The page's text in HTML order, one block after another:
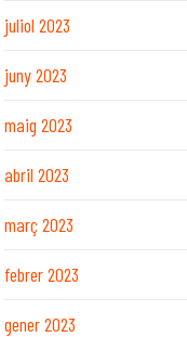
juliol 2023
juny 2023
maig 2023
abril 2023
març 2023
febrer 2023
gener 2023